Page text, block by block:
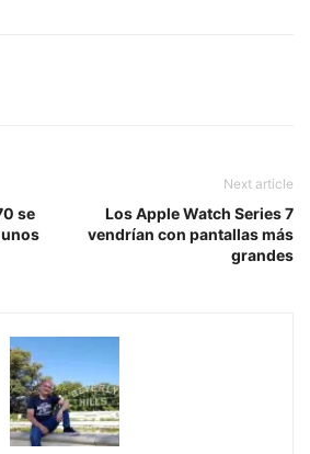
se
Next article
Los Apple Watch Series 7
vendrían con pantallas más
grandes